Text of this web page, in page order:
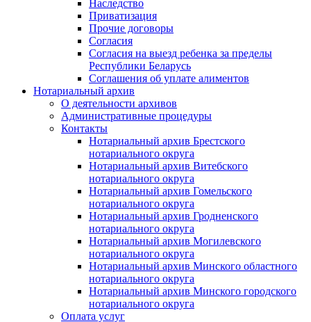
Наследство
Приватизация
Прочие договоры
Согласия
Согласия на выезд ребенка за пределы
Республики Беларусь
Соглашения об уплате алиментов
Нотариальный архив
О деятельности архивов
Административные процедуры
Контакты
Нотариальный архив Брестского
нотариального округа
Нотариальный архив Витебского
нотариального округа
Нотариальный архив Гомельского
нотариального округа
Нотариальный архив Гродненского
нотариального округа
Нотариальный архив Могилевского
нотариального округа
Нотариальный архив Минского областного
нотариального округа
Нотариальный архив Минского городского
нотариального округа
Оплата услуг